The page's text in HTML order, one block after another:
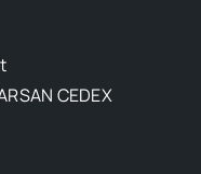
CEDEX